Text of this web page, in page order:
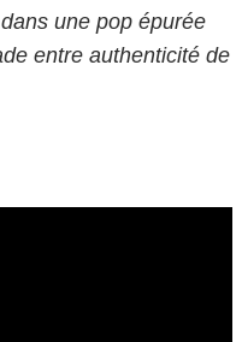
une pop épurée
entre authenticité de